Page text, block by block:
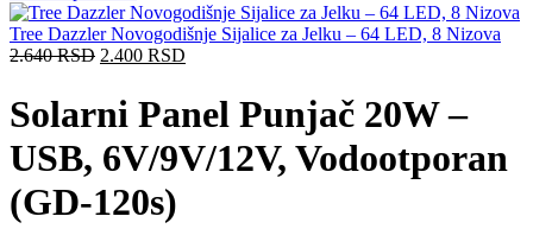
Tree Dazzler Novogodišnje Sijalice za Jelku – 64 LED, 8 Nizova
2.640RSD 2.400 RSD
Solarni Panel Punjač 20W –
USB, 6V/9V/12V, Vodootporan
(GD-120s)